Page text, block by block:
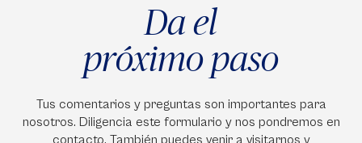
Da el
próximo paso
Tus comentarios y preguntas son importantes para
nosotros. Diligencia este formulario y nos pondremos en
contacto. También puedes venir a visitarnos y